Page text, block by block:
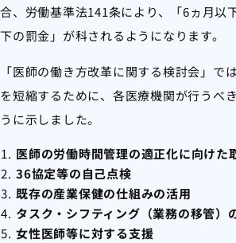
合、労働基準法141条により、「6ヵ月以
下の罰金」が科されるようになります。
「医師の働き方改革に関する検討会」で
を短縮するために、各医療機関が行うべ
うに示しました。
医師の労働時間管理の適正化に向けた
36協定等の自己点検
既存の産業保健の仕組みの活用
タスク・シフティング（業務の移管）
女性医師等に対する支援